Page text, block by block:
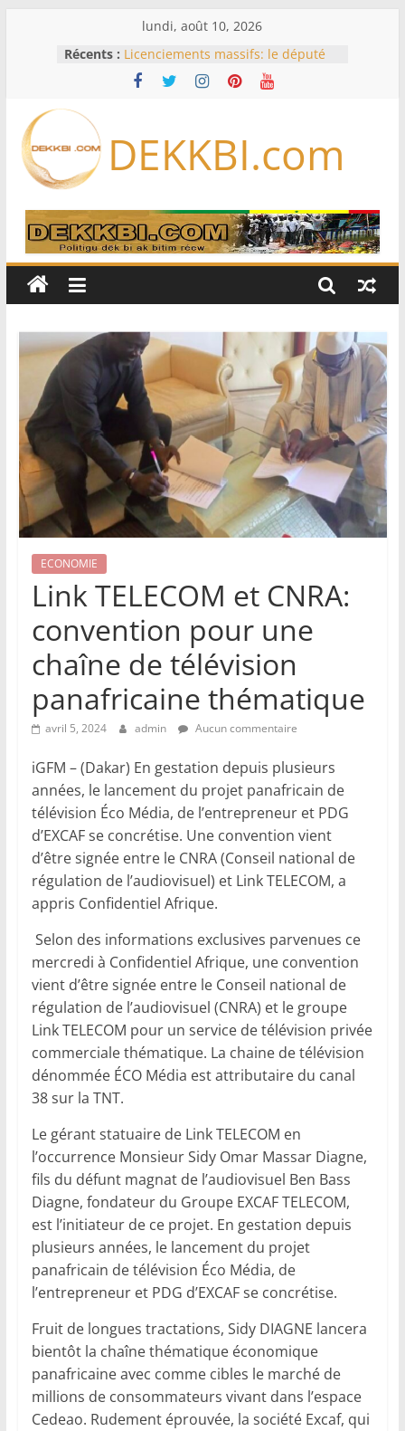
lundi, août 10, 2026
Récents : Licenciements massifs: le député
Mbaye DIONE interpelle le
gouvernement sur plus de 30 000
des exportations sénégalaises se
dessine
pouvoirs du Bureau
Opinion – Alioune Ndoye, maire du
Plateau : Le Parti socialiste n’est
pas à vendre
que les Etats-Unis acceptent
DEKKBI.com
ECONOMIE
Link TELECOM et CNRA:
convention pour une
chaîne de télévision
panafricaine thématique
avril 5, 2024 admin Aucun commentaire
iGFM – (Dakar) En gestation depuis plusieurs
années, le lancement du projet panafricain de
télévision Éco Média, de l’entrepreneur et PDG
d’EXCAF se concrétise. Une convention vient
d’être signée entre le CNRA (Conseil national de
régulation de l’audiovisuel) et Link TELECOM, a
appris Confidentiel Afrique.
Selon des informations exclusives parvenues ce
mercredi à Confidentiel Afrique, une convention
vient d’être signée entre le Conseil national de
régulation de l’audiovisuel (CNRA) et le groupe
Link TELECOM pour un service de télévision privée
commerciale thématique. La chaine de télévision
dénommée ÉCO Média est attributaire du canal
38 sur la TNT.
Le gérant statuaire de Link TELECOM en
l’occurrence Monsieur Sidy Omar Massar Diagne,
fils du défunt magnat de l’audiovisuel Ben Bass
Diagne, fondateur du Groupe EXCAF TELECOM,
est l’initiateur de ce projet. En gestation depuis
plusieurs années, le lancement du projet
panafricain de télévision Éco Média, de
l’entrepreneur et PDG d’EXCAF se concrétise.
Fruit de longues tractations, Sidy DIAGNE lancera
bientôt la chaîne thématique économique
panafricaine avec comme cibles le marché de
millions de consommateurs vivant dans l’espace
Cedeao. Rudement éprouvée, la société Excaf, qui